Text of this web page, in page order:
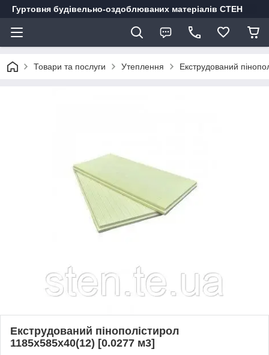
Гуртовня будівельно-оздоблюваних матеріалів СТЕН
Товари та послуги Утеплення Екструдований
Екструдований пінополістирол
1185х585х40(12) [0.0277 м3]